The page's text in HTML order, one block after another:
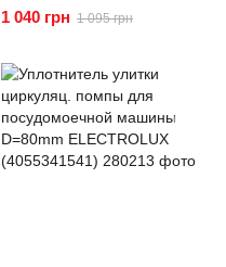
для стиральной машины
SAMSUNG
1 040 грн 1 095 грн